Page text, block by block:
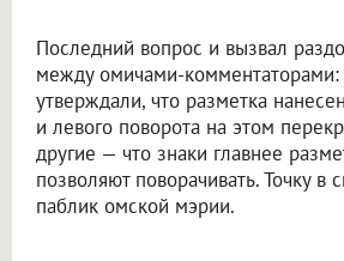
Последний вопрос и вызвал
между омичами-комментаторами:
утверждали, что разметка
и левого поворота на этом
другие — что знаки главнее
позволяют поворачивать. Точку в
паблик омской мэрии.